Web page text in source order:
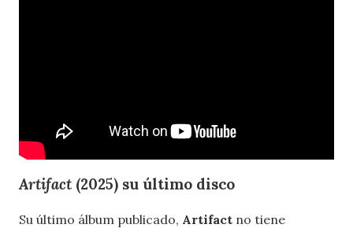
Artifact (2025) su último disco
Su último álbum publicado, Artifact no tiene